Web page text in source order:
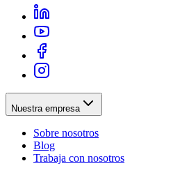
Nuestra empresa
Sobre nosotros
Blog
Trabaja con nosotros